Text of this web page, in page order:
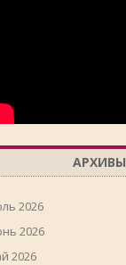
АРХИВЫ
2026
2026
2026